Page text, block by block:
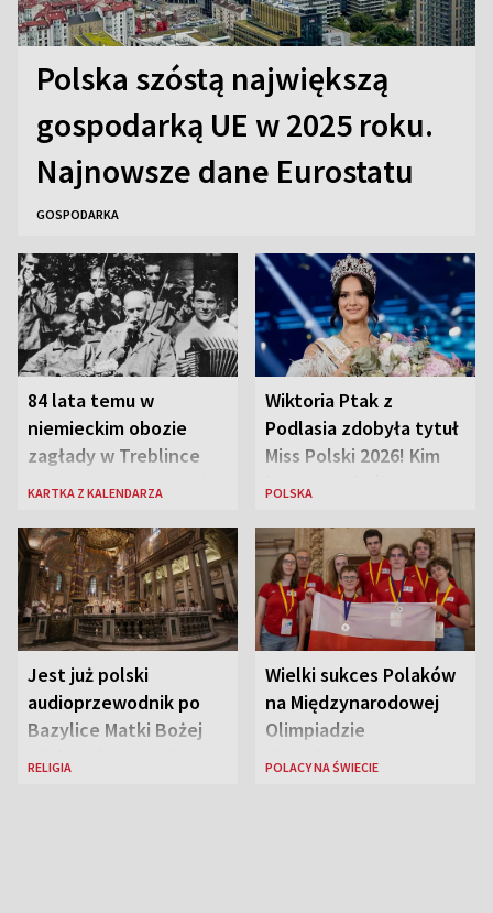
Polska szóstą największą
gospodarką UE w 2025 roku.
Najnowsze dane Eurostatu
GOSPODARKA
84 lata temu w
niemieckim obozie
zagłady w Treblince
zmarł Janusz Korczak
KARTKA Z KALENDARZA
Wiktoria Ptak z
Podlasia zdobyła tytuł
Miss Polski 2026! Kim
jest nowa królowa
POLSKA
Jest już polski
audioprzewodnik po
Bazylice Matki Bożej
Większej w Rzymie
RELIGIA
Wielki sukces Polaków
na Międzynarodowej
Olimpiadzie
Lingwistycznej
POLACY NA ŚWIECIE